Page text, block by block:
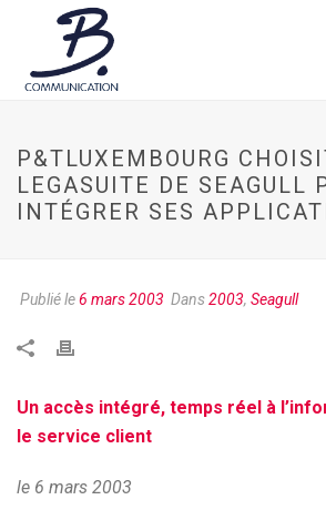
P&TLUXEMBOURG
LEGASUITE DE SEAGULL
INTÉGRER SES
Publié le6 mars 2003 Dans2003, Seagull
Un accès intégré, temps réel à
le service client
le 6 mars 2003